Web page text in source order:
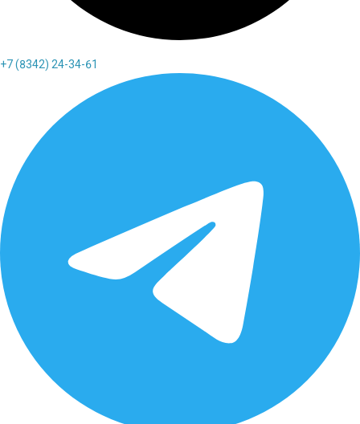
+7 (8342) 24-34-61